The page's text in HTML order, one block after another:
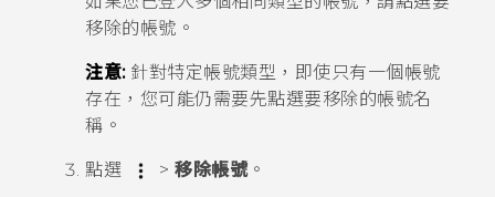
移除的帳號。
注意:針對特定帳號類型，即使只有一個帳號
存在，您可能仍需要先點選要移除的帳號名
稱。
點選 > 移除帳號。